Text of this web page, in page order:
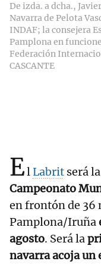
De izda. a dcha.,
Navarra de Pelota
INDAF; la consejera
Pamplona en
Federación
CASCANTE
ElLabrit será
Campeonato
en frontón de 36
Pamplona/Iruña
agosto. Será la
navarra acoja